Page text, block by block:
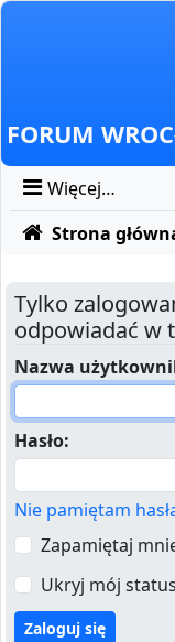
Przejdź do zawartości
FORUM
Więcej…
Strona
Tylko
odpowiadać w
Nazwa
Hasło:
Nie pamiętam
Zapamiętaj
Ukryj mój